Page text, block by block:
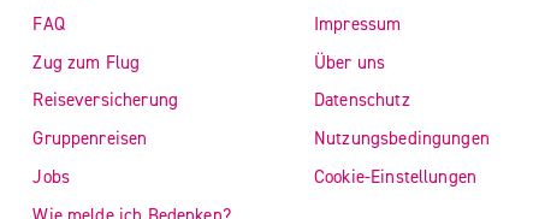
FAQ
Zug zum Flug
Reiseversicherung
Gruppenreisen
Jobs
Impressum
Über uns
Datenschutz
Nutzungsbedingungen
Cookie-Einstellungen